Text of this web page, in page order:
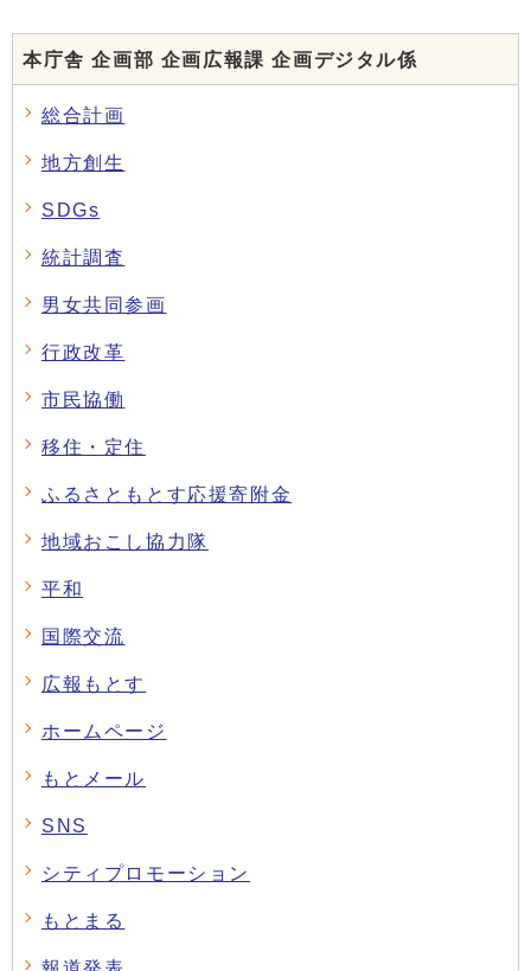
本庁舎 企画部 企画広報課 企画デジタル係
総合計画
地方創生
SDGs
統計調査
男女共同参画
行政改革
市民協働
移住・定住
ふるさともとす応援寄附金
地域おこし協力隊
平和
国際交流
広報もとす
ホームページ
もとメール
SNS
シティプロモーション
もとまる